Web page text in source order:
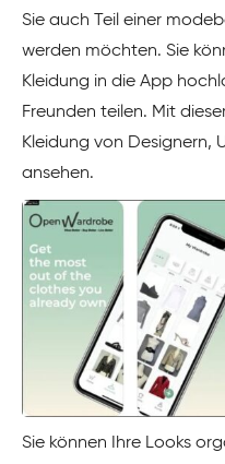
Sie auch Teil einer
werden möchten. Sie
Kleidung in die App
Freunden teilen. Mit
Kleidung von Designern,
ansehen.
Sie können Ihre Looks